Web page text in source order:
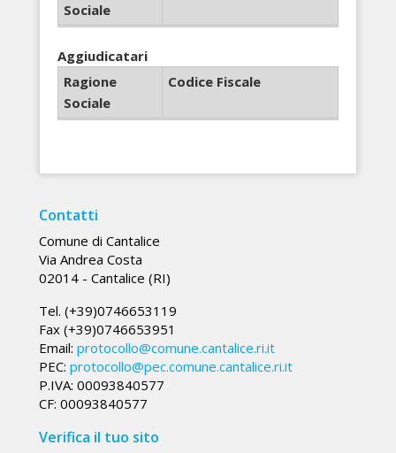
Sociale
Aggiudicatari
Ragione
Sociale
Codice Fiscale
Contatti
Comune di Cantalice
Via Andrea Costa
02014 - Cantalice (RI)
Tel. (+39)0746653119
Fax (+39)0746653951
Email: protocollo@comune.cantalice.ri.it
PEC: protocollo@pec.comune.cantalice.ri.it
P.IVA: 00093840577
CF: 00093840577
Verifica il tuo sito